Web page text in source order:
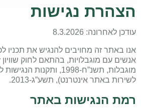
הצהרת נגישות
עודכן לאחרונה: 8.3.2026
אנו באתר זה מחויבים להנגיש את
אנשים עם מוגבלויות, בהתאם לחוק שוויון
מוגבלות, תשנ”ח-1998,
לשירות באתר אינטרנט), תשע”ג-2013.
רמת הנגישות באתר